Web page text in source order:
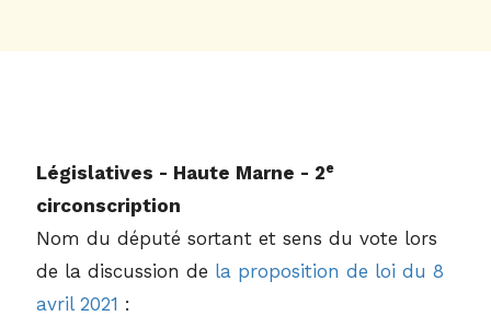
Législatives - Haute Marne - 2e
circonscription
Nom du député sortant et sens du vote lors
de la discussion de la proposition de loi du 8
avril 2021 :